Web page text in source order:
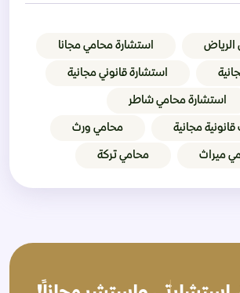
استشارة محامي مجانا
استشارة قانوني مجانية
استشارة محامي شاطر
مجانية محامي ورث
ميراث محامي تركة